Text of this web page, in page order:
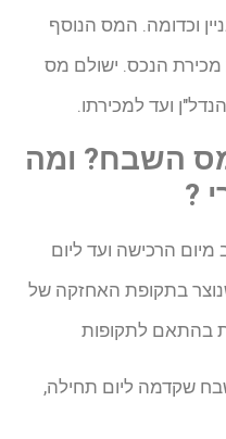
וכדומה. המס הנוסף
הנכס. ישולם מס
ועד למכירתו.
השבח? ומה
?
הרכישה ועד ליום
בתקופת האחזקה של
בהתאם לתקופות
שקדמה ליום תחילה,